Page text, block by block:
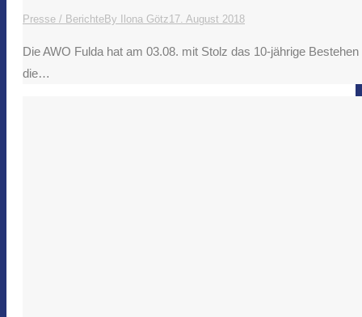
Presse / BerichteBy Ilona Götz17. August 2018
Die AWO Fulda hat am 03.08. mit Stolz das 10-jährige
die…